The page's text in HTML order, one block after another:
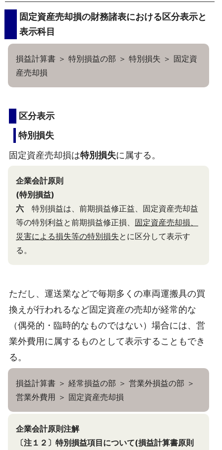
固定資産売却損の財務諸表における区分表示と
表示科目
損益計算書 ＞ 特別損益の部 ＞ 特別損失 ＞ 固定資
産売却損
区分表示
特別損失
固定資産売却損は特別損失に属する。
企業会計原則
(特別損益)
六 特別損益は、前期損益修正益、固定資産売却益
等の特別利益と前期損益修正損、 固定資産売却損、
災害による損失等の特別損失とに区分して表示す
る。
ただし、運送業などで毎期多くの車両運搬具の買
換えが行われるなど固定資産の売却が経常的な
（偶発的・臨時的なものではない）場合には、営
業外費用に属するものとして表示することもでき
る。
損益計算書 ＞ 経常損益の部 ＞ 営業外損益の部 ＞
営業外費用 ＞ 固定資産売却損
企業会計原則注解
〔注１２〕特別損益項目について(損益計算書原則